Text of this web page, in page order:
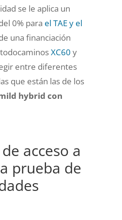
se le aplica un
0% para el TAE y el
una financiación
XC60 y
entre diferentes
que están las de los
hybrid con
acceso a
prueba de